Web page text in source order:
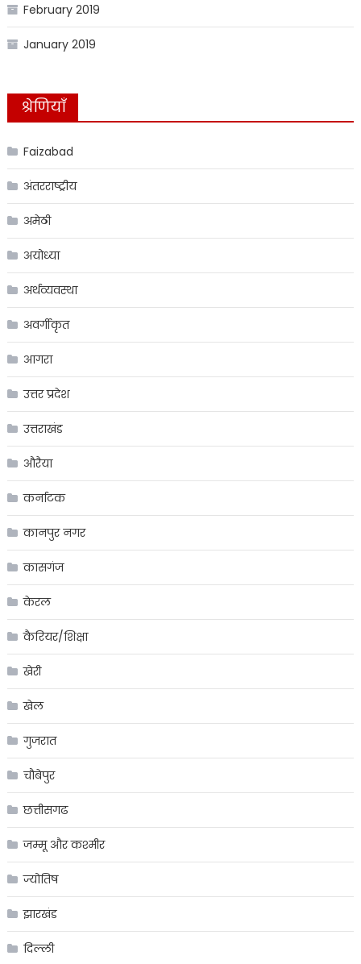
February 2019
January 2019
श्रेणियाँ
Faizabad
अंतरराष्ट्रीय
अमेठी
अयोध्या
अर्थव्यवस्था
अवर्गीकृत
आगरा
उत्तर प्रदेश
उत्तराखंड
औरैया
कर्नाटक
कानपुर नगर
कासगंज
केरल
कैरियर/शिक्षा
खेरी
खेल
गुजरात
चौबेपुर
छत्तीसगढ
जम्मू और कश्मीर
ज्योतिष
झारखंड
दिल्ली